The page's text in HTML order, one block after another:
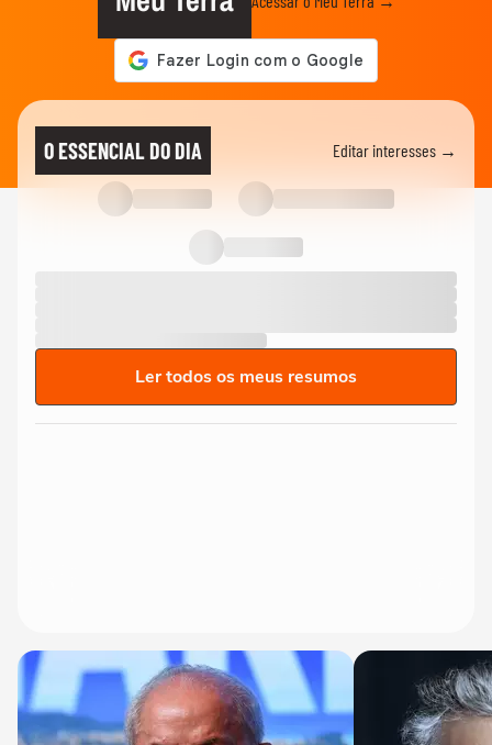
O ESSENCIAL DO DIA Editar interesses →
Ler todos os meus resumos